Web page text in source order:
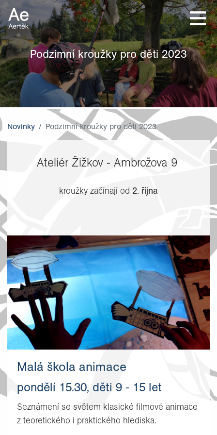
Podzimní kroužky pro děti 2023
Novinky Podzimní kroužky pro děti 2023
Ateliér Žižkov - Ambrožova 9
kroužky začínají od 2. října
Malá škola animace
pondělí 15.30, děti 9 - 15 let
Seznámení se světem klasické filmové animace
z teoretického i praktického hlediska.